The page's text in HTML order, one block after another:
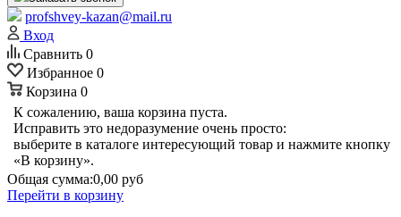
profshvey-kazan@mail.ru
Вход
Сравнить 0
Избранное 0
Корзина 0
К сожалению, ваша корзина пуста.
Исправить это недоразумение очень просто:
выберите в каталоге интересующий товар и нажмите кнопку
«В корзину».
Общая сумма:0,00 руб
Перейти в корзину